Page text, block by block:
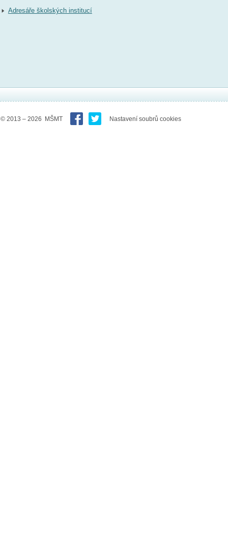
Adresáře školských institucí
© 2013 – 2026 MŠMT Nastavení soubrů cookies